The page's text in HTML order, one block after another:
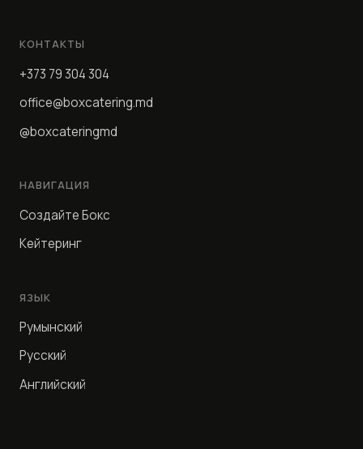
КОНТАКТЫ
+373 79 304 304
office@boxcatering.md
@boxcateringmd
НАВИГАЦИЯ
Создайте Бокс
Кейтеринг
ЯЗЫК
Румынский
Русский
Английский